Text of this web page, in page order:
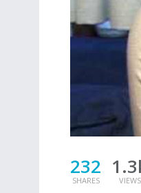
232
SHARES VIEWS